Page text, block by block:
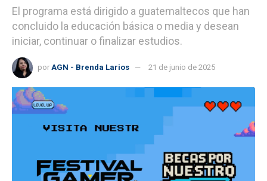
El programa está dirigido a guatemaltecos que han
concluido la educación básica o media y desean
iniciar, continuar o finalizar estudios.
por AGN - Brenda Larios 21 de junio de 2025